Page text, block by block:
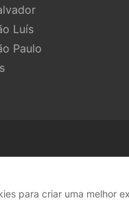
Luís
Paulo
para criar uma melhor